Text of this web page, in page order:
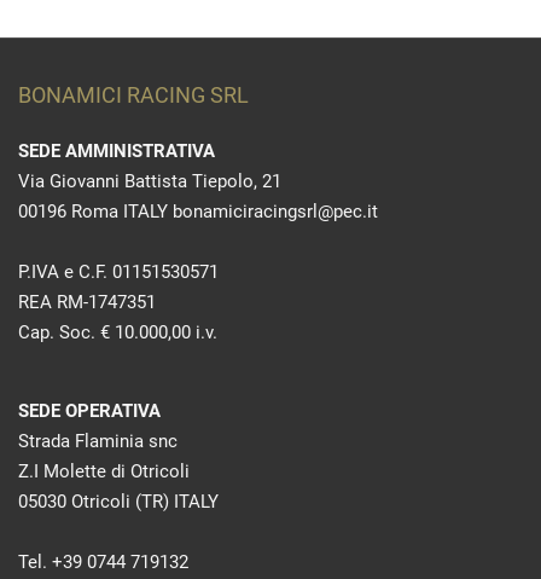
BONAMICI RACING SRL
SEDE AMMINISTRATIVA
Via Giovanni Battista Tiepolo, 21
00196 Roma ITALY bonamiciracingsrl@pec.it
P.IVA e C.F. 01151530571
REA RM-1747351
Cap. Soc. € 10.000,00 i.v.
SEDE OPERATIVA
Strada Flaminia snc
Z.I Molette di Otricoli
05030 Otricoli (TR) ITALY
Tel. +39 0744 719132